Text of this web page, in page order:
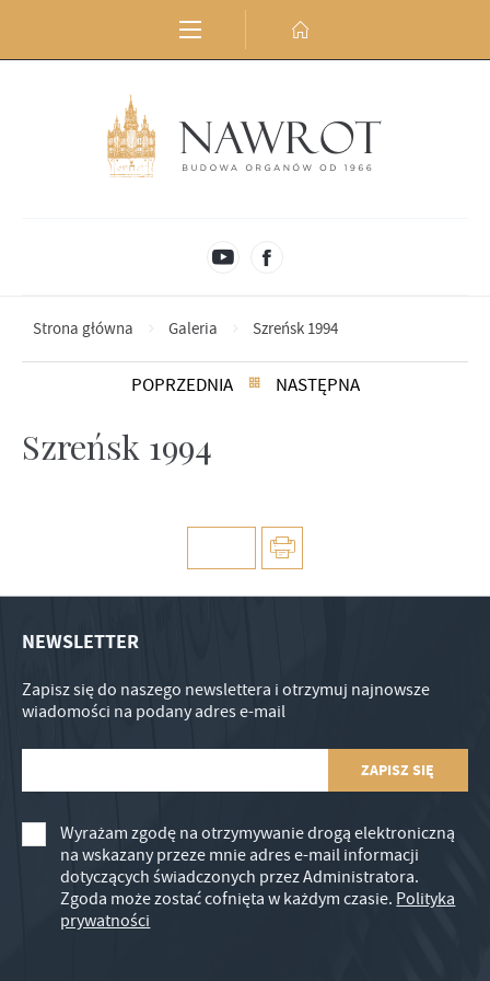
Przejdź do ustawień wielkości czcionki.
Wyłącz wersję kontrastową strony.
Strona główna Galeria Szreńsk 1994
POPRZEDNIA NASTĘPNA
Szreńsk 1994
NEWSLETTER
Zapisz się do naszego newslettera i otrzymuj najnowsze
wiadomości na podany adres e-mail
Wyrażam zgodę na otrzymywanie drogą elektroniczną
na wskazany przeze mnie adres e-mail informacji
dotyczących świadczonych przez Administratora.
Zgoda może zostać cofnięta w każdym czasie. Polityka
prywatności